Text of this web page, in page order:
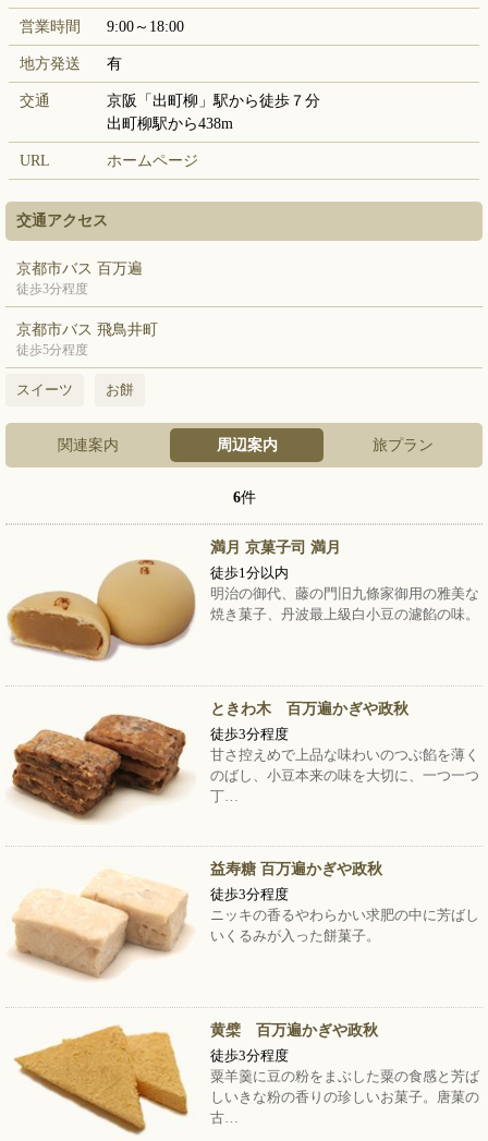
営業時間 9:00～18:00
地方発送 有
交通
京阪「出町柳」駅から徒歩７分
出町柳駅から438m
URL ホームページ
交通アクセス
京都市バス 百万遍
徒歩3分程度
京都市バス 飛鳥井町
徒歩5分程度
スイーツ お餅
関連案内 周辺案内 旅プラン
6件
満月 京菓子司 満月
徒歩1分以内
明治の御代、藤の門旧九條家御用の雅美な
焼き菓子、丹波最上級白小豆の濾餡の味。
ときわ木 百万遍かぎや政秋
徒歩3分程度
甘さ控えめで上品な味わいのつぶ餡を薄く
のばし、小豆本来の味を大切に、一つ一つ
丁…
益寿糖 百万遍かぎや政秋
徒歩3分程度
ニッキの香るやわらかい求肥の中に芳ばし
いくるみが入った餅菓子。
黄檗 百万遍かぎや政秋
徒歩3分程度
粟羊羹に豆の粉をまぶした粟の食感と芳ば
しいきな粉の香りの珍しいお菓子。唐菓の
古…